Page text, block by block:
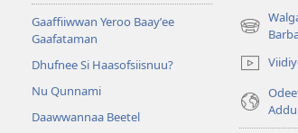
Gaaffiiwwan Yeroo Baayʼee
Gaafataman
Dhufnee Si Haasofsiisnuu?
Nu Qunnami
Daawwannaa Beetel
(opens
window)